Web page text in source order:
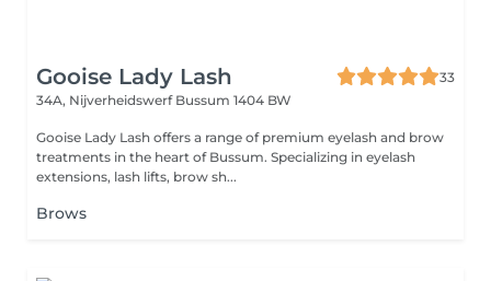
Gooise Lady Lash
33
34A, Nijverheidswerf Bussum 1404 BW
Gooise Lady Lash offers a range of premium eyelash and brow
treatments in the heart of Bussum. Specializing in eyelash
extensions, lash lifts, brow sh...
Brows